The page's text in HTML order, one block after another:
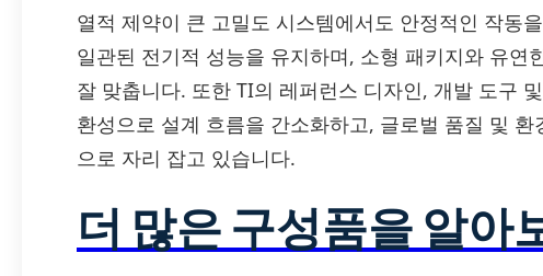
열적 제약이 큰 고밀도 시스템에서도 안정적인 작동
일관된 전기적 성능을 유지하며, 소형 패키지와 유연
잘 맞춥니다. 또한 TI의 레퍼런스 디자인, 개발 도구
환성으로 설계 흐름을 간소화하고, 글로벌 품질 및
으로 자리 잡고 있습니다.
더 많은 구성품을 알아